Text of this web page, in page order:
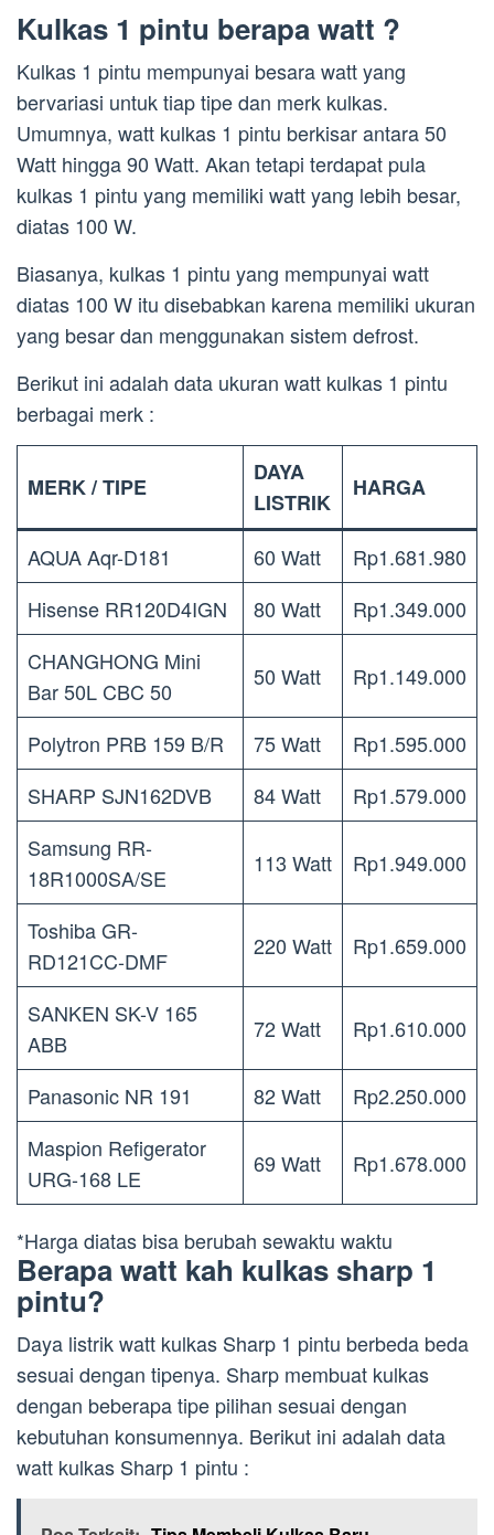
Kulkas 1 pintu berapa watt ?
Kulkas 1 pintu mempunyai besara watt yang
bervariasi untuk tiap tipe dan merk kulkas.
Umumnya, watt kulkas 1 pintu berkisar antara 50
Watt hingga 90 Watt. Akan tetapi terdapat pula
kulkas 1 pintu yang memiliki watt yang lebih besar,
diatas 100 W.
Biasanya, kulkas 1 pintu yang mempunyai watt
diatas 100 W itu disebabkan karena memiliki ukuran
yang besar dan menggunakan sistem defrost.
Berikut ini adalah data ukuran watt kulkas 1 pintu
berbagai merk :
MERK / TIPE
DAYA
LISTRIK
HARGA
AQUA Aqr-D181 60 Watt
Rp1.681.980
Hisense RR120D4IGN
80 Watt
Rp1.349.000
CHANGHONG Mini
Bar 50L CBC 50
50 Watt Rp1.149.000
Polytron PRB 159 B/R 75 Watt
Rp1.595.000
SHARP SJN162DVB
84 Watt
Rp1.579.000
Samsung RR-
18R1000SA/SE
113 Watt Rp1.949.000
Toshiba GR-
RD121CC-DMF
220 Watt Rp1.659.000
SANKEN SK-V 165
ABB
72 Watt Rp1.610.000
Panasonic NR 191 82 Watt
Rp2.250.000
Maspion Refigerator
URG-168 LE
69 Watt Rp1.678.000
*Harga diatas bisa berubah sewaktu waktu
Berapa watt kah kulkas sharp 1
pintu?
Daya listrik watt kulkas Sharp 1 pintu berbeda beda
sesuai dengan tipenya. Sharp membuat kulkas
dengan beberapa tipe pilihan sesuai dengan
kebutuhan konsumennya. Berikut ini adalah data
watt kulkas Sharp 1 pintu :